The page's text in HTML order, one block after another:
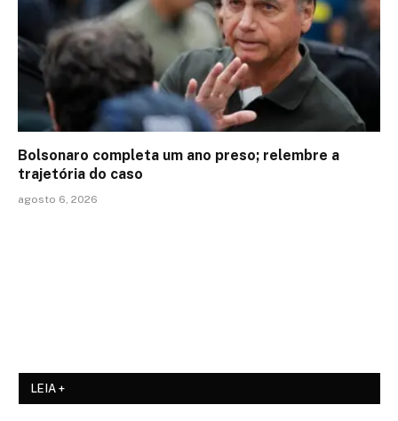
Bolsonaro completa um ano preso; relembre a
trajetória do caso
agosto 6, 2026
LEIA +